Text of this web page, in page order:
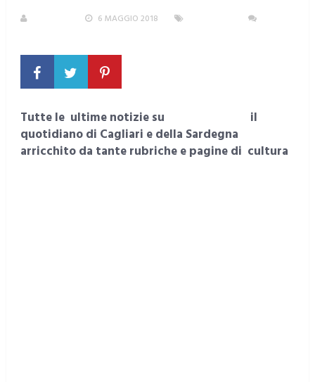
6 MAGGIO 2018
Tutte le ultime notizie su
il
quotidiano di Cagliari e della Sardegna
arricchito da tante rubriche e pagine di cultura